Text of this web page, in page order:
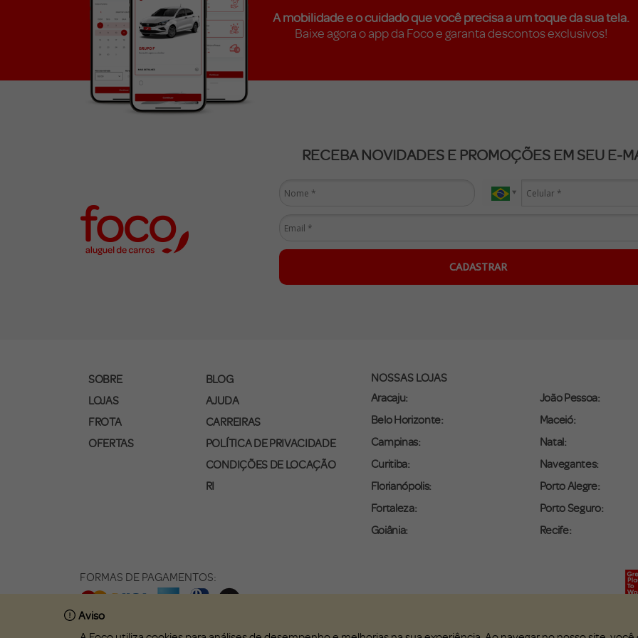
Aviso
A mobilidade e o cuidado que você precisa a um toque da sua tela.
Baixe agora o app da Foco e garanta descontos exclusivos!
RECEBA NOVIDADES E PROMOÇÕES EM SEU E-
CADASTRAR
SOBRE
LOJAS
FROTA
OFERTAS
BLOG
AJUDA
CARREIRAS
POLÍTICA DE PRIVACIDADE
CONDIÇÕES DE LOCAÇÃO
RI
NOSSAS LOJAS
Aracaju:
Belo Horizonte:
Campinas:
Curitiba:
Florianópolis:
Fortaleza:
Goiânia:
João Pessoa:
Maceió:
Natal:
Navegantes:
Porto Alegre:
Porto Seguro:
Recife:
FORMAS DE PAGAMENTOS: